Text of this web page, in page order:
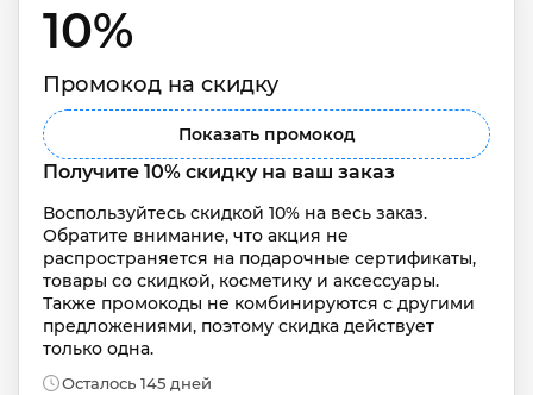
10%
Промокод на скидку
Показать промокод
Получите 10% скидку на ваш заказ
Воспользуйтесь скидкой 10% на весь заказ.
Обратите внимание, что акция не
распространяется на подарочные сертификаты,
товары со скидкой, косметику и аксессуары.
Также промокоды не комбинируются с другими
предложениями, поэтому скидка действует
только одна.
Осталось 145 дней